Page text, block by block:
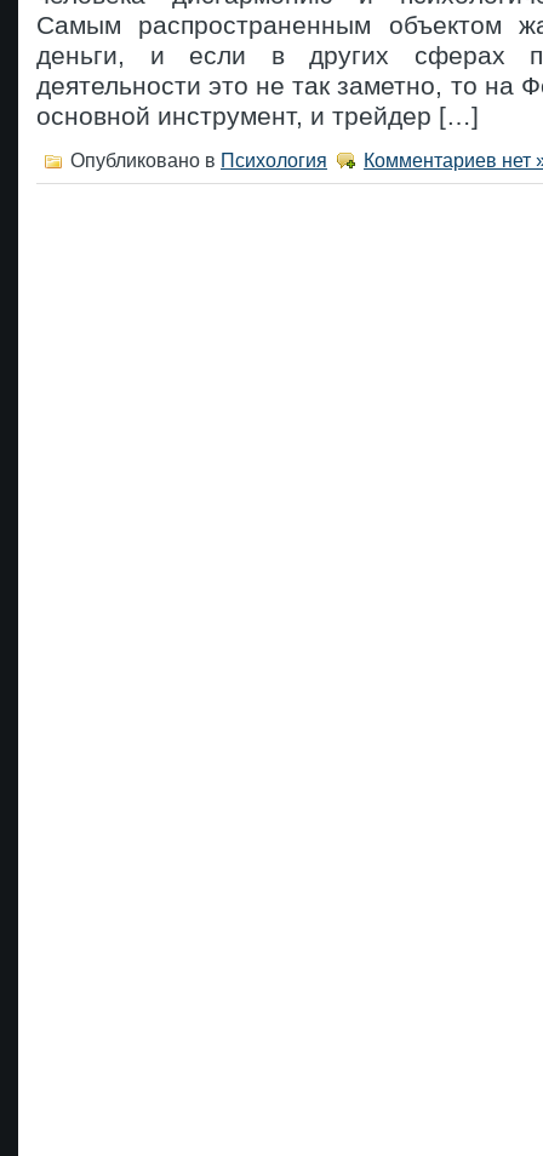
Самым распространенным объектом
деньги, и если в других сферах
деятельности это не так заметно, то на
основной инструмент, и трейдер […]
Опубликовано в Психология Комментариев нет